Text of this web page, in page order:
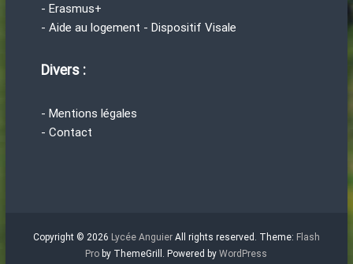
- Erasmus+
- Aide au logement - Dispositif Visale
Divers :
- Mentions légales
- Contact
Copyright © 2026 Lycée AnguierAll rights reserved. Theme: Flash
Pro by ThemeGrill. Powered byWordPress